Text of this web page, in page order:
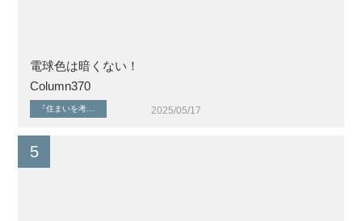
電球色は暗くない！
Column370
住まいのエネルギー
2025/05/17